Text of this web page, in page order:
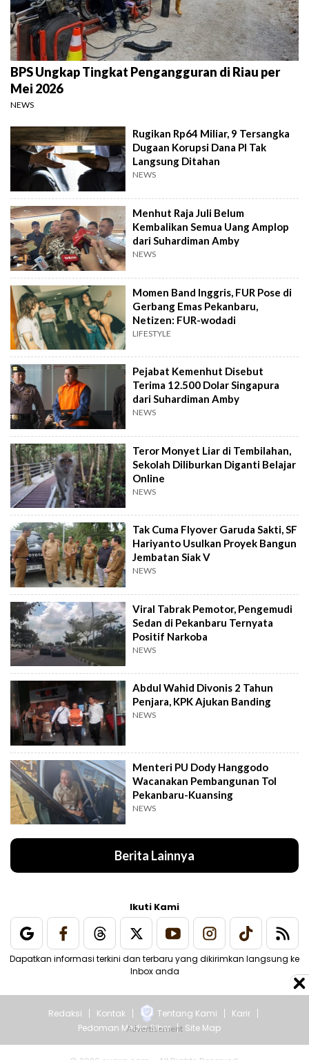
BPS Ungkap Tingkat Pengangguran di Riau per
Mei 2026
NEWS
Rugikan Rp64 Miliar, 9 Tersangka
Dugaan Korupsi Dana PI Tak
Langsung Ditahan
NEWS
Menhut Raja Juli Belum
Kembalikan Semua Uang Amplop
dari Suhardiman Amby
NEWS
Momen Band Inggris, FUR Pose di
Gerbang Emas Pekanbaru,
Netizen: FUR-wodadi
LIFESTYLE
Pejabat Kemenhut Disebut
Terima 12.500 Dolar Singapura
dari Suhardiman Amby
NEWS
Teror Monyet Liar di Tembilahan,
Sekolah Diliburkan Diganti Belajar
Online
NEWS
Tak Cuma Flyover Garuda Sakti, SF
Hariyanto Usulkan Proyek Bangun
Jembatan Siak V
NEWS
Viral Tabrak Pemotor, Pengemudi
Sedan di Pekanbaru Ternyata
Positif Narkoba
NEWS
Abdul Wahid Divonis 2 Tahun
Penjara, KPK Ajukan Banding
NEWS
Menteri PU Dody Hanggodo
Wacanakan Pembangunan Tol
Pekanbaru-Kuansing
NEWS
Berita Lainnya
Ikuti Kami
Dapatkan informasi terkini dan terbaru yang dikirimkan langsung ke
Inbox anda
Redaksi Kontak Tentang Kami
Karir
Pedoman Media Siber
Site Map